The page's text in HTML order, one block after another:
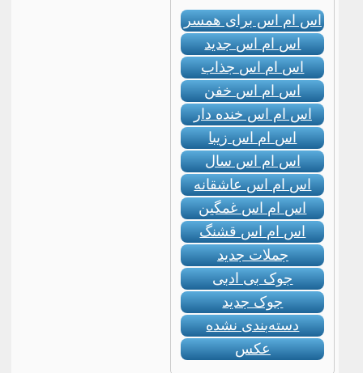
اس ام اس برای همسر
اس ام اس جدید
اس ام اس جذاب
اس ام اس خفن
اس ام اس خنده دار
اس ام اس زیبا
اس ام اس سال
اس ام اس عاشقانه
اس ام اس غمگین
اس ام اس قشنگ
جملات جدید
جوک بی ادبی
جوک جدید
دسته‌بندی نشده
عکس